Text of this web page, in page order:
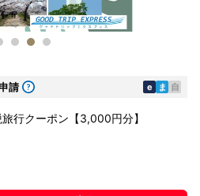
請 e ま 自
行クーポン【3,000円分】